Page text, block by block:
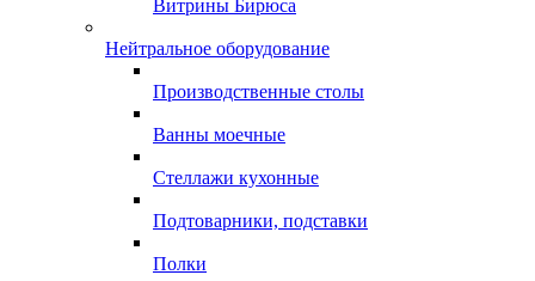
Витрины Бирюса
Нейтральное оборудование
Производственные столы
Ванны моечные
Стеллажи кухонные
Подтоварники, подставки
Полки